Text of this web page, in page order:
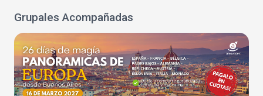
Grupales Acompañadas